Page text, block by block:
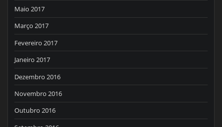
Maio 2017
Março 2017
Fevereiro 2017
Janeiro 2017
Dezembro 2016
Novembro 2016
Outubro 2016